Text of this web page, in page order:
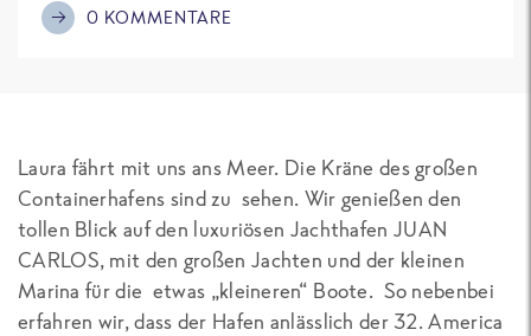
0 KOMMENTARE
Laura fährt mit uns ans Meer. Die Kräne des großen
Containerhafens sind zu sehen. Wir genießen den
tollen Blick auf den luxuriösen Jachthafen JUAN
CARLOS, mit den großen Jachten und der kleinen
Marina für die etwas „kleineren“ Boote. So nebenbei
erfahren wir, dass der Hafen anlässlich der 32. America